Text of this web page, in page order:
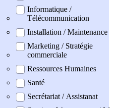
Informatique /
Télécommunication
Installation / Maintenance
Marketing / Stratégie
commerciale
Ressources Humaines
Santé
Secrétariat / Assistanat